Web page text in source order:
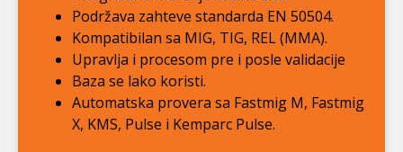
Podržava zahteve standarda EN 50504.
Kompatibilan sa MIG, TIG, REL (MMA).
Upravlja i procesom pre i posle validacije
Baza se lako koristi.
Automatska provera sa Fastmig M, Fastmig
X, KMS, Pulse i Kemparc Pulse.